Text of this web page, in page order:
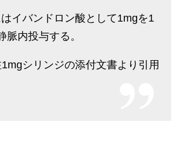
イバンドロン酸として1mgを1
脈内投与する。
シリンジの添付文書より引用